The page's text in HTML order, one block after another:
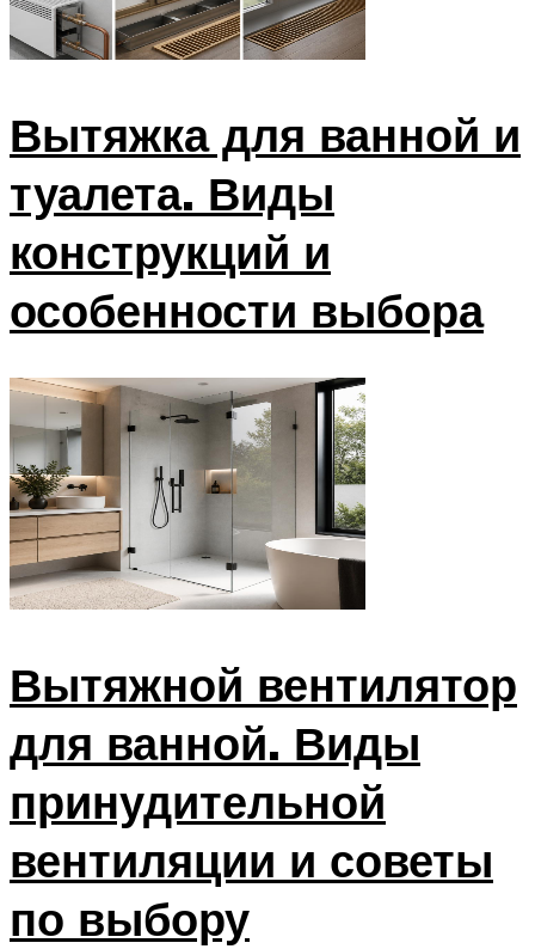
Вытяжка для ванной и
туалета. Виды
конструкций и
особенности выбора
Вытяжной вентилятор
для ванной. Виды
принудительной
вентиляции и советы
по выбору